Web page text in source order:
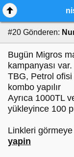
#20 Gönderen:
Bugün Migros
kampanyası var.
TBG, Petrol ofisi
kombo yapılır
Ayrıca 1000TL
yükleyince 100
Linkleri
yapin